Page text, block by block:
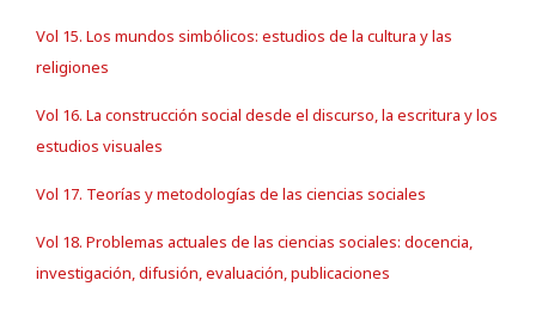
Vol 15. Los mundos simbólicos: estudios de la cultura y las
religiones
Vol 16. La construcción social desde el discurso, la escritura y los
estudios visuales
Vol 17. Teorías y metodologías de las ciencias sociales
Vol 18. Problemas actuales de las ciencias sociales: docencia,
investigación, difusión, evaluación, publicaciones